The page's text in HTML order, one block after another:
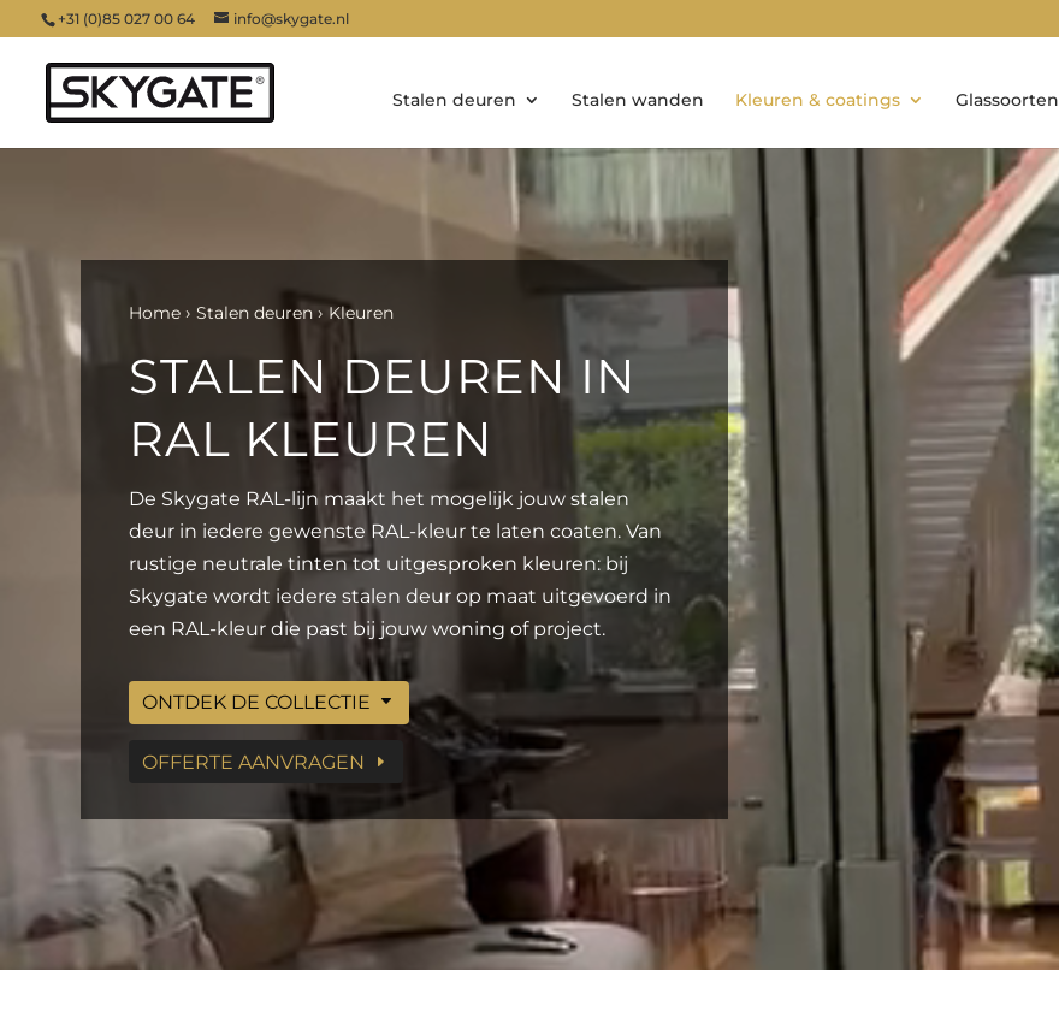
+31 (0)85 027 00 64 info@skygate.nl
Stalen deuren Stalen wanden Kleuren & coatings Glassoorten
Videospeler
Home Stalen deuren Kleuren
STALEN DEUREN IN
RAL KLEUREN
De Skygate RAL-lijn maakt het mogelijk jouw stalen
deur in iedere gewenste RAL-kleur te laten coaten. Van
rustige neutrale tinten tot uitgesproken kleuren: bij
Skygate wordt iedere stalen deur op maat uitgevoerd in
een RAL-kleur die past bij jouw woning of project.
ONTDEK DE COLLECTIE
OFFERTE AANVRAGEN